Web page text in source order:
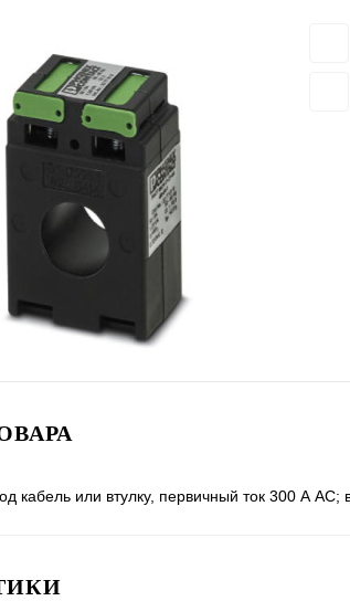
кабель или втулку, первичный ток 300 А